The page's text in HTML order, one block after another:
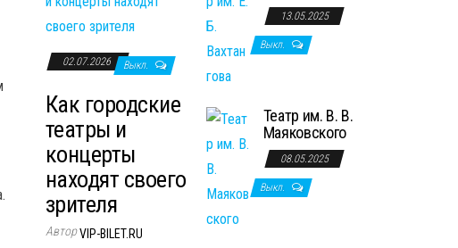
02.07.2026 Выкл.
Как городские
театры и
концерты
находят своего
зрителя
АвторVIP-BILET.RU
13.05.2025
Выкл.
Театр им. В. В.
Маяковского
08.05.2025
Выкл.